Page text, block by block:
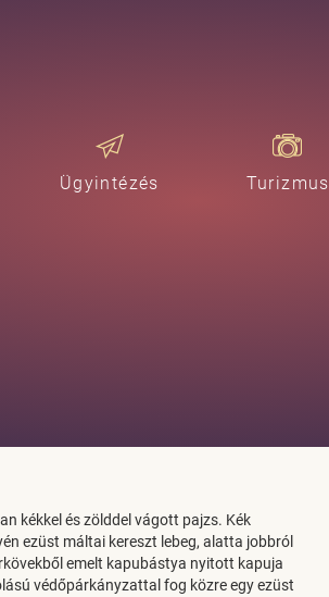
Ügyintézés Turizmus
kékkel és zölddel vágott pajzs. Kék
ezüst máltai kereszt lebeg, alatta jobbról
emelt kapubástya nyitott kapuja
védőpárkányzattal fog közre egy ezüst